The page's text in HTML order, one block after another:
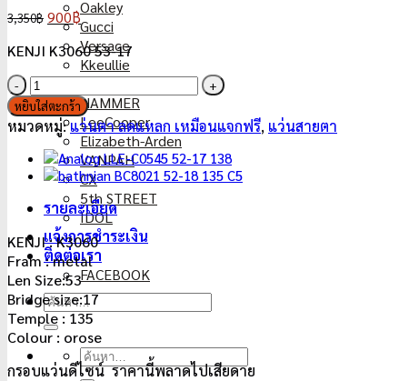
Oakley
Gucci
Versace
Kkeullie
Pual Hueman
HAMMER
LeeCooper
Elizabeth-Arden
VANPAH
CX
5th STREET
IDOL
แจ้งการชำระเงิน
ติดต่อเรา
FACEBOOK
ค้นหา:
ค้นหา:
3,350฿ Original
price
was:
3,350฿.
900฿Current
price
is:
900฿.
KENJI K3060 53-17
จำนวน
KENJI
K3060
17
ชิ้น
หยิบใส่ตะกร้า
หมวดหมู่:แว่นตา ลดแหลก เหมือนแจกฟรี, แว่นสายตา
รายละเอียด
KENJI : K3060
Fram : metal
Len Size:53
Bridge size:17
Temple : 135
Colour : orose
กรอบแว่นดีไซน์ ราคานี้พลาดไปเสียดาย